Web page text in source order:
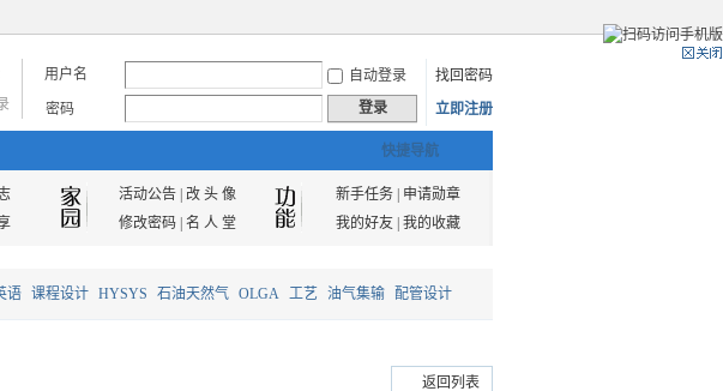
用户名 自动登录
找回密码
密码
登录 立即注册
快捷导航
活动公告| 改 头 像 新手任务|
申请勋章
修改密码| 名 人 堂 我的好友| 我的收藏
语 课程设计 HYSYS 石油天然气 OLGA 工艺 油气集输 配管设计
返回列表